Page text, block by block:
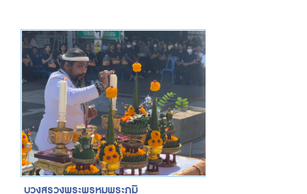
บวงสรวงพระพรหมพระภูมิ